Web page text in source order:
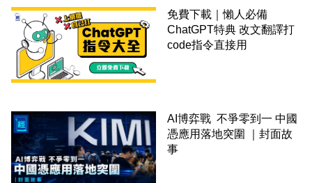
免費下載｜懶人必備
ChatGPT特典 改文翻譯打
code指令直接用
AI博弈戰 不爭零到一 中國
憑應用落地突圍 ｜封面故
事